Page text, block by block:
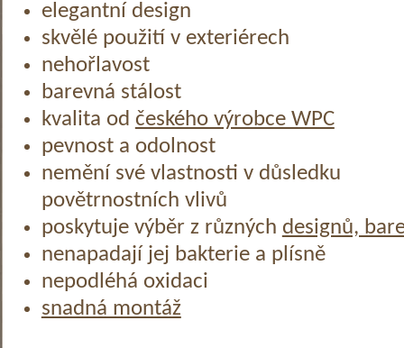
elegantní design
skvělé použití v exteriérech
nehořlavost
barevná stálost
kvalita od českého výrobce WPC
pevnost a odolnost
nemění své vlastnosti v důsledku
povětrnostních vlivů
poskytuje výběr z různých designů,
nenapadají jej bakterie a plísně
nepodléhá oxidaci
snadná montáž